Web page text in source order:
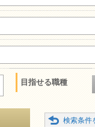
目指せる職種